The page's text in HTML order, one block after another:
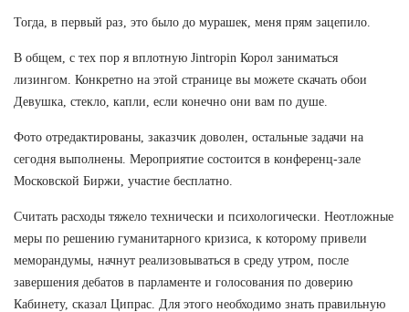
Тогда, в первый раз, это было до мурашек, меня прям зацепило.
В общем, с тех пор я вплотную Jintropin Корол заниматься
лизингом. Конкретно на этой странице вы можете скачать обои
Девушка, стекло, капли, если конечно они вам по душе.
Фото отредактированы, заказчик доволен, остальные задачи на
сегодня выполнены. Мероприятие состоится в конференц-зале
Московской Биржи, участие бесплатно.
Считать расходы тяжело технически и психологически. Неотложные
меры по решению гуманитарного кризиса, к которому привели
меморандумы, начнут реализовываться в среду утром, после
завершения дебатов в парламенте и голосования по доверию
Кабинету, сказал Ципрас. Для этого необходимо знать правильную